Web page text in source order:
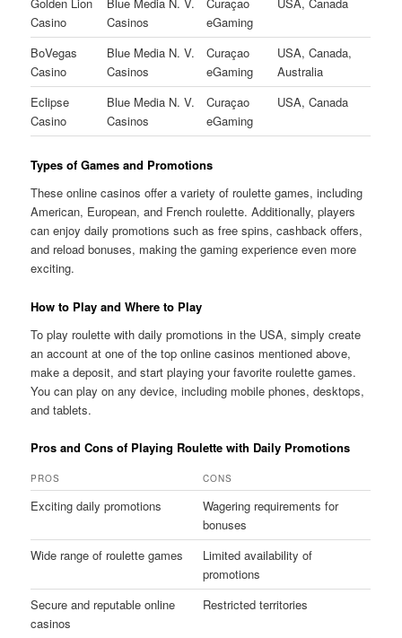
Casino
Casinos
eGaming
BoVegas
Casino
Blue Media N. V.
Casinos
Curaçao
eGaming
USA, Canada,
Australia
Eclipse
Casino
Blue Media N. V.
Casinos
Curaçao
eGaming
USA, Canada
Types of Games and Promotions
These online casinos offer a variety of roulette games, including
American, European, and French roulette. Additionally, players
can enjoy daily promotions such as free spins, cashback offers,
and reload bonuses, making the gaming experience even more
exciting.
How to Play and Where to Play
To play roulette with daily promotions in the USA, simply create
an account at one of the top online casinos mentioned above,
make a deposit, and start playing your favorite roulette games.
You can play on any device, including mobile phones, desktops,
and tablets.
Pros and Cons of Playing Roulette with Daily Promotions
PROS CONS
Exciting daily promotions
Wagering requirements for
bonuses
Wide range of roulette games
Limited availability of
promotions
Secure and reputable online
casinos
Restricted territories